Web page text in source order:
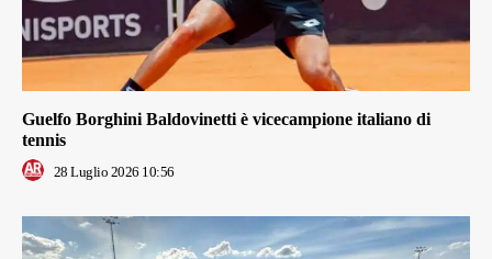
Guelfo Borghini Baldovinetti è vicecampione italiano di
tennis
28 Luglio 2026 10:56